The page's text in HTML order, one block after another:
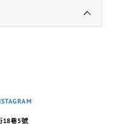
18巷5號